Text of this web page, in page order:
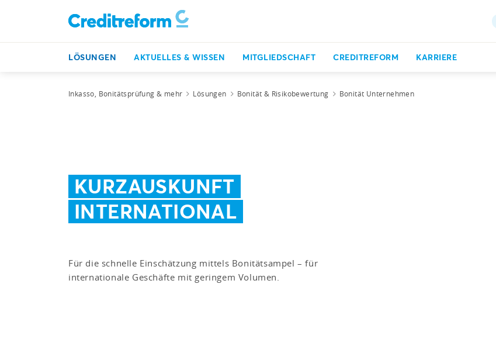
LÖSUNGEN AKTUELLES & WISSEN MITGLIEDSCHAFT CREDITREFORM KARRIERE
Inkasso, Bonitätsprüfung & mehr Lösungen Bonität & Risikobewertung Bonität Unternehmen
KURZAUSKUNFT
INTERNATIONAL
Für die schnelle Einschätzung mittels Bonitätsampel – für
internationale Geschäfte mit geringem Volumen.